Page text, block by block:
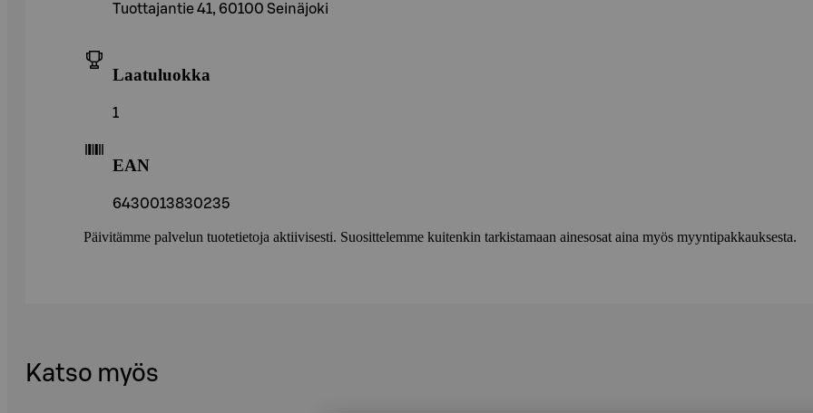
Tuottajantie 41, 60100 Seinäjoki
Laatuluokka
1
EAN
6430013830235
Päivitämme palvelun tuotetietoja aktiivisesti. Suosittelemme kuitenkin tarkistamaan ainesosat aina myös myyntipakkauksesta.
Katso myös